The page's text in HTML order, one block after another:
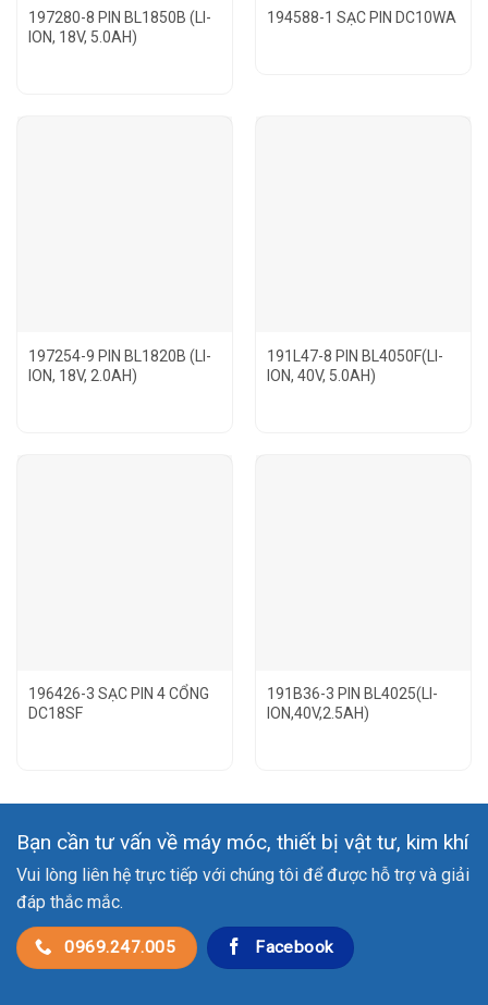
197280-8 PIN BL1850B (LI-
ION, 18V, 5.0AH)
194588-1 SẠC PIN DC10WA
197254-9 PIN BL1820B (LI-
ION, 18V, 2.0AH)
191L47-8 PIN BL4050F(LI-
ION, 40V, 5.0AH)
196426-3 SẠC PIN 4 CỔNG
DC18SF
191B36-3 PIN BL4025(LI-
ION,40V,2.5AH)
Bạn cần tư vấn về máy móc, thiết bị vật tư, kim khí
Vui lòng liên hệ trực tiếp với chúng tôi để được hỗ trợ và giải
đáp thắc mắc.
0969.247.005 Facebook